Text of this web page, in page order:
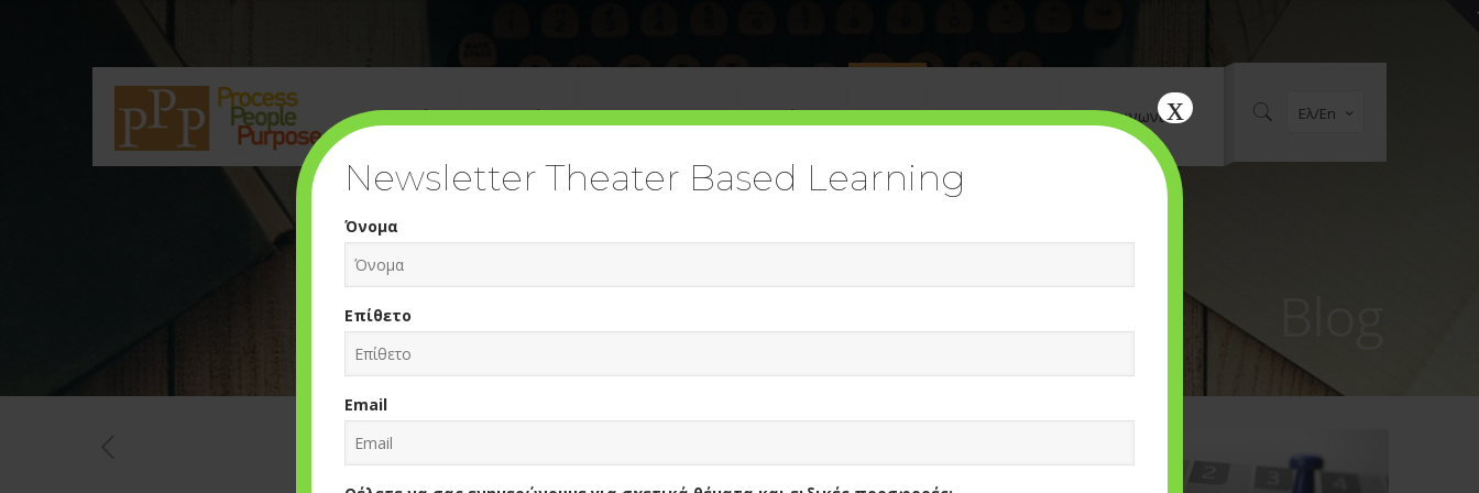
Εταιρεία Υπηρεσίες Digital Academy Εκδόσεις Blog Social Media Επικοινωνία Ελ/En
Newsletter Theater Based Learning
Όνομα
Επίθετο
Email
x